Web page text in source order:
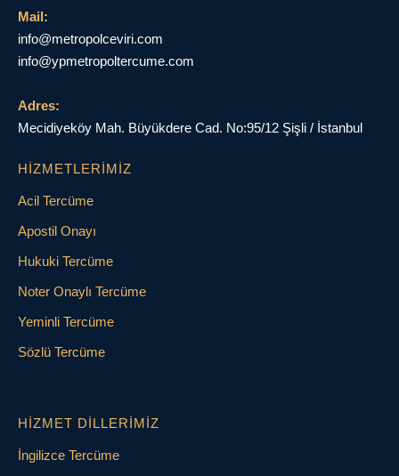
Mail:
info@metropolceviri.com
info@ypmetropoltercume.com
Adres:
Mecidiyeköy Mah. Büyükdere Cad. No:95/12 Şişli / İstanbul
HIZMETLERIMIZ
Acil Tercüme
Apostil Onayı
Hukuki Tercüme
Noter Onaylı Tercüme
Yeminli Tercüme
Sözlü Tercüme
HIZMET DILLERIMIZ
İngilizce Tercüme